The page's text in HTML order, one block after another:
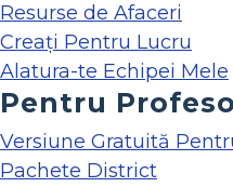
Resurse de Afaceri
Creați Pentru Lucru
Alatura-te Echipei Mele
Pentru
Versiune Gratuită
Pachete District